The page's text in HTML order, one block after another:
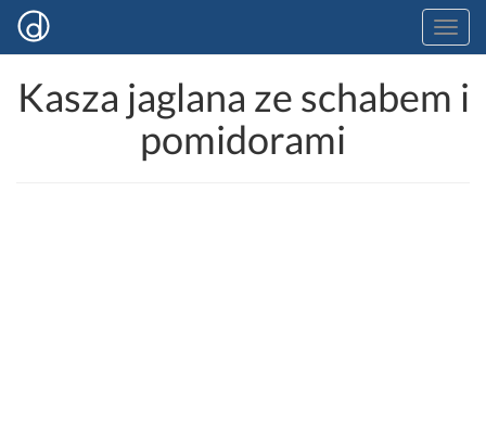
Kasza jaglana ze schabem i
pomidorami